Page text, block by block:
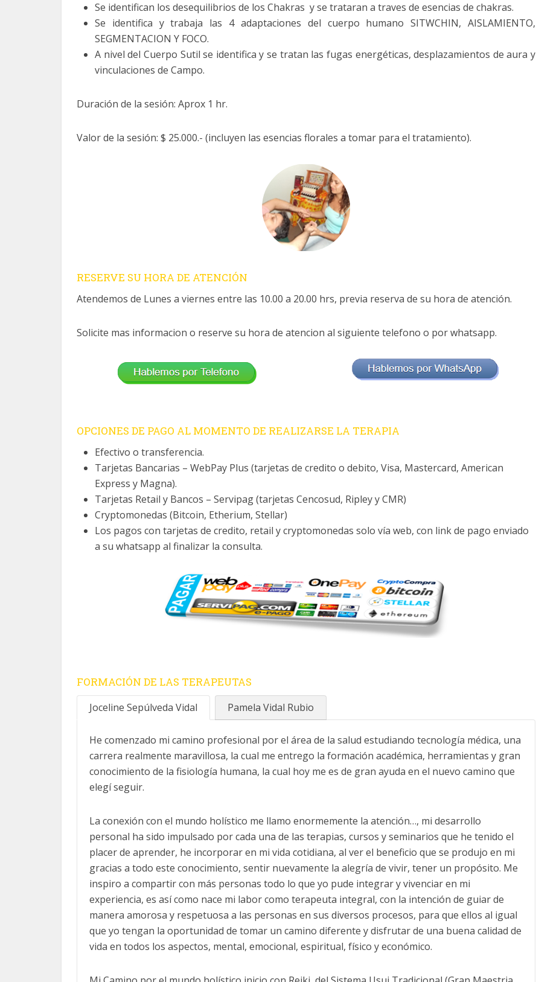
Se identifican los desequilibrios de los Chakras y se trataran a traves de esencias de chakras.
Se identifica y trabaja las 4 adaptaciones del cuerpo humano SITWCHIN, AISLAMIENTO,
SEGMENTACION Y FOCO.
A nivel del Cuerpo Sutil se identifica y se tratan las fugas energéticas, desplazamientos de aura y
vinculaciones de Campo.
Duración de la sesión: Aprox 1 hr.
Valor de la sesión: $ 25.000.- (incluyen las esencias florales a tomar para el tratamiento).
RESERVE SU HORA DE ATENCIÓN
Atendemos de Lunes a viernes entre las 10.00 a 20.00 hrs, previa reserva de su hora de atención.
Solicite mas informacion o reserve su hora de atencion al siguiente telefono o por whatsapp.
OPCIONES DE PAGO AL MOMENTO DE REALIZARSE LA TERAPIA
Efectivo o transferencia.
Tarjetas Bancarias – WebPay Plus (tarjetas de credito o debito, Visa, Mastercard, American
Express y Magna).
Tarjetas Retail y Bancos – Servipag (tarjetas Cencosud, Ripley y CMR)
Cryptomonedas (Bitcoin, Etherium, Stellar)
Los pagos con tarjetas de credito, retail y cryptomonedas solo vía web, con link de pago enviado
a su whatsapp al finalizar la consulta.
FORMACIÓN DE LAS TERAPEUTAS
Joceline Sepúlveda Vidal Pamela Vidal Rubio
He comenzado mi camino profesional por el área de la salud estudiando tecnología médica, una
carrera realmente maravillosa, la cual me entrego la formación académica, herramientas y gran
conocimiento de la fisiología humana, la cual hoy me es de gran ayuda en el nuevo camino que
elegí seguir.
La conexión con el mundo holístico me llamo enormemente la atención…, mi desarrollo
personal ha sido impulsado por cada una de las terapias, cursos y seminarios que he tenido el
placer de aprender, he incorporar en mi vida cotidiana, al ver el beneficio que se produjo en mi
gracias a todo este conocimiento, sentir nuevamente la alegría de vivir, tener un propósito. Me
inspiro a compartir con más personas todo lo que yo pude integrar y vivenciar en mi
experiencia, es así como nace mi labor como terapeuta integral, con la intención de guiar de
manera amorosa y respetuosa a las personas en sus diversos procesos, para que ellos al igual
que yo tengan la oportunidad de tomar un camino diferente y disfrutar de una buena calidad de
vida en todos los aspectos, mental, emocional, espiritual, físico y económico.